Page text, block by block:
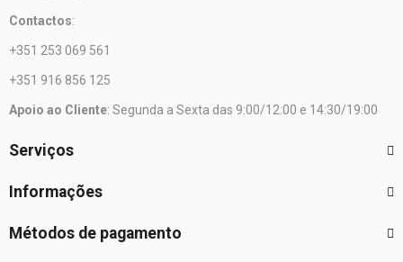
Contactos:
+351 253 069 561
+351 916 856 125
Apoio ao Cliente: Segunda a Sexta das 9:00/12:00 e 14:30/19:00
Serviços
Informações
Métodos de pagamento